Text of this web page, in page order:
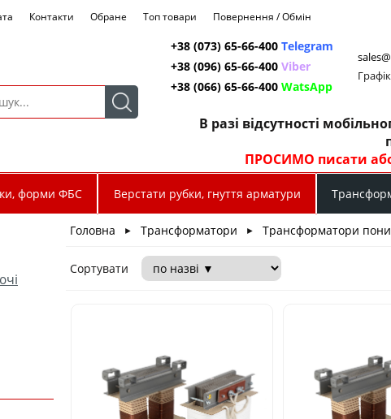
Контакти Обране Топ товари Повернення / Обмін
+38 (073) 65-66-400 Telegram
+38 (096) 65-66-400 Viber
+38 (066) 65-66-400 WatsApp
В разі відсутності
ПРОСИМО писати
форми ФБС Верстати рубки, гнуття арматури
Головна ► Трансформатори ► Трансформатори
Сортувати